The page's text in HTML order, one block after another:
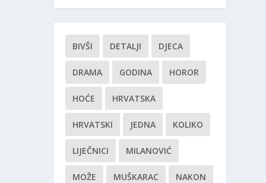
BIVŠI DETALJI DJECA
DRAMA GODINA HOROR
HOĆE HRVATSKA
HRVATSKI JEDNA KOLIKO
LIJEČNICI MILANOVIĆ
MOŽE MUŠKARAC NAKON